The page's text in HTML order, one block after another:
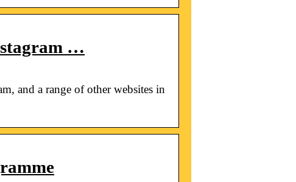
…
and a range of other websites in